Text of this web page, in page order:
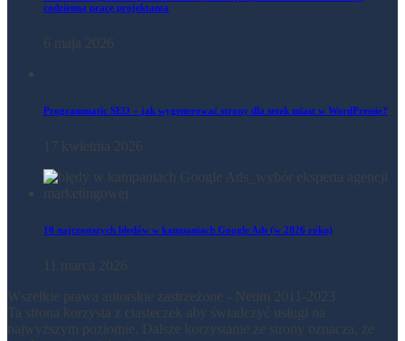
codzienną pracę projektanta
6 maja 2026
Programmatic SEO – jak wygenerować strony dla setek miast w WordPressie?
17 kwietnia 2026
10 najczęstszych błędów w kampaniach Google Ads (w 2026 roku)
11 marca 2026
Wszelkie prawa autorskie zastrzeżone - Netim 2011-2023
Ta strona korzysta z ciasteczek aby świadczyć usługi na
najwyższym poziomie. Dalsze korzystanie ze strony oznacza, że